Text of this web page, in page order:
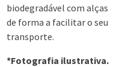
biodegradável com alças
de forma a facilitar o seu
transporte.
*Fotografia ilustrativa.